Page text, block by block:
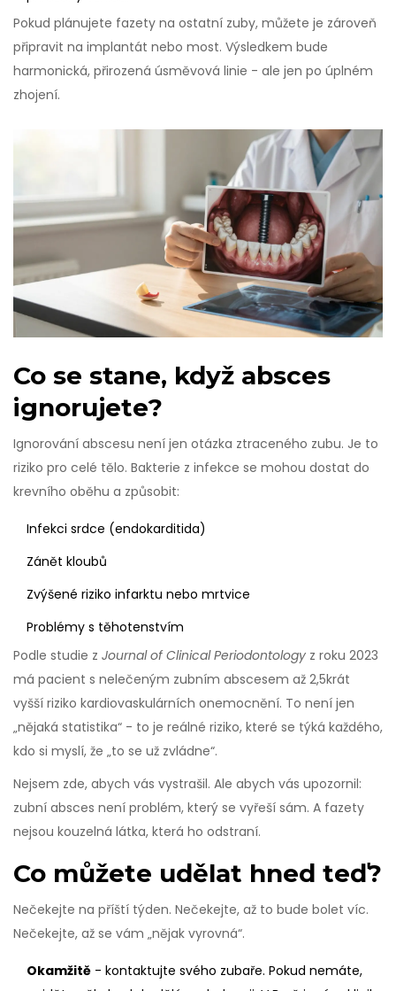
Pokud plánujete fazety na ostatní zuby, můžete je zároveň
připravit na implantát nebo most. Výsledkem bude
harmonická, přirozená úsměvová linie - ale jen po úplném
zhojení.
Co se stane, když absces
ignorujete?
Ignorování abscesu není jen otázka ztraceného zubu. Je to
riziko pro celé tělo. Bakterie z infekce se mohou dostat do
krevního oběhu a způsobit:
Infekci srdce (endokarditida)
Zánět kloubů
Zvýšené riziko infarktu nebo mrtvice
Problémy s těhotenstvím
Podle studie z Journal of Clinical Periodontology z roku 2023
má pacient s nelečeným zubním abscesem až 2,5krát
vyšší riziko kardiovaskulárních onemocnění. To není jen
„nějaká statistika“ - to je reálné riziko, které se týká každého,
kdo si myslí, že „to se už zvládne“.
Nejsem zde, abych vás vystrašil. Ale abych vás upozornil:
zubní absces není problém, který se vyřeší sám. A fazety
nejsou kouzelná látka, která ho odstraní.
Co můžete udělat hned teď?
Nečekejte na příští týden. Nečekejte, až to bude bolet víc.
Nečekejte, až se vám „nějak vyrovná“.
Okamžitě - kontaktujte svého zubaře. Pokud nemáte,